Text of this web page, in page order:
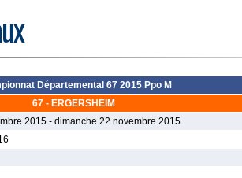
Départemental 67 2015 Ppo M
67 - ERGERSHEIM
2015 - dimanche 22 novembre 2015